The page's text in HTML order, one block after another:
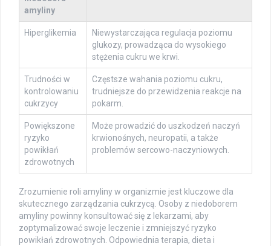
amyliny
Hiperglikemia
Niewystarczająca regulacja poziomu
glukozy, prowadząca do wysokiego
stężenia cukru we krwi.
Trudności w
kontrolowaniu
cukrzycy
Częstsze wahania poziomu cukru,
trudniejsze do przewidzenia reakcje na
pokarm.
Powiększone
ryzyko
powikłań
zdrowotnych
Może prowadzić do uszkodzeń naczyń
krwionośnych, neuropatii, a także
problemów sercowo-naczyniowych.
Zrozumienie roli amyliny w organizmie jest kluczowe dla
skutecznego zarządzania cukrzycą. Osoby z niedoborem
amyliny powinny konsultować się z lekarzami, aby
zoptymalizować swoje leczenie i zmniejszyć ryzyko
powikłań zdrowotnych. Odpowiednia terapia, dieta i